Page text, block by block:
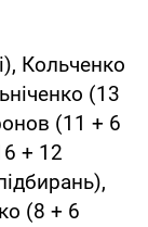
Кольченко
(13
(11 + 6
+ 12
(8 + 6